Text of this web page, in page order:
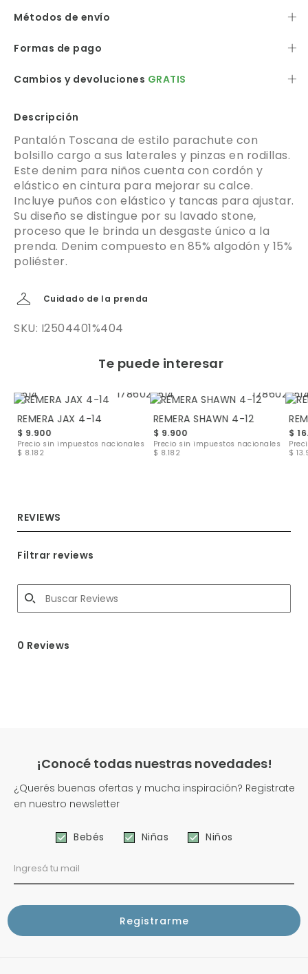
Métodos de envío
Formas de pago
Cambios y devoluciones GRATIS
Descripción
Pantalón Toscana de estilo parachute con
bolsillo cargo a sus laterales y pinzas en rodillas.
Este denim para niños cuenta con cordón y
elástico en cintura para mejorar su calce.
Incluye puños con elástico y tancas para ajustar.
Su diseño se distingue por su lavado stone,
proceso que le brinda un desgaste único a la
prenda. Denim compuesto en 85% algodón y 15%
poliéster.
Cuidado de la prenda
SKU: I2504401%404
Te puede interesar
REMERA JAX 4-14
$ 9.900
Precio sin impuestos nacionales
$ 8.182
REMERA SHAWN 4-12
$ 9.900
Precio sin impuestos nacionales
$ 8.182
$
$
REVIEWS
Filtrar reviews
0 Reviews
¡Conocé todas nuestras novedades!
¿Querés buenas ofertas y mucha inspiración? Registrate
en nuestro newsletter
Bebés Niñas Niños